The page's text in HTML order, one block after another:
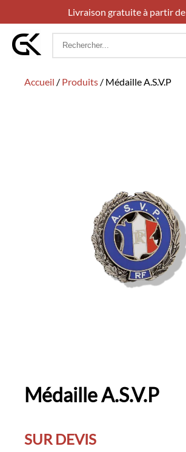
Livraison gratuite à partir
Rechercher
Accueil / Produits / Médaille A.S.V.P
Médaille A.S.V.P
SUR DEVIS